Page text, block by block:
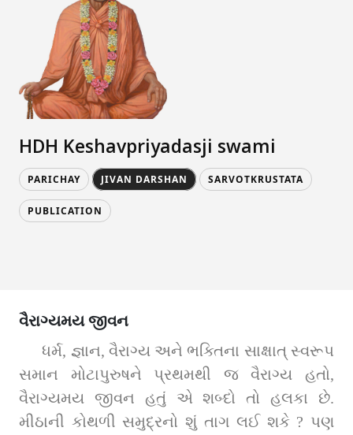
HDH Keshavpriyadasji swami
PARICHAY JIVAN DARSHAN SARVOTKRUSTATA
PUBLICATION
વૈરાગ્યમય જીવન
ધર્મ, જ્ઞાન, વૈરાગ્ય અને ભક્તિના સાક્ષાત્‌ સ્વરૂપ
સમાન મોટાપુરુષને પ્રથમથી જ વૈરાગ્ય હતો,
વૈરાગ્યમય જીવન હતું એ શબ્દો તો હલકા છે.
મીઠાની કોથળી સમુદ્રનો શું તાગ લઈ શકે ? પણ